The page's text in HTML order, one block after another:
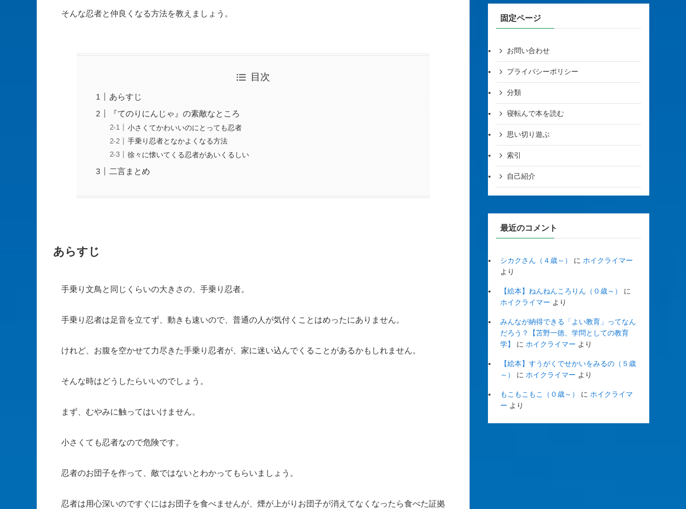
そんな忍者と仲良くなる方法を教えましょう。
目次
あらすじ
『てのりにんじゃ』の素敵なところ
小さくてかわいいのにとっても忍者
手乗り忍者となかよくなる方法
徐々に懐いてくる忍者があいくるしい
二言まとめ
あらすじ
手乗り文鳥と同じくらいの大きさの、手乗り忍者。
手乗り忍者は足音を立てず、動きも速いので、普通の人が気付くことはめったにありません。
けれど、お腹を空かせて力尽きた手乗り忍者が、家に迷い込んでくることがあるかもしれません。
そんな時はどうしたらいいのでしょう。
まず、むやみに触ってはいけません。
小さくても忍者なので危険です。
忍者のお団子を作って、敵ではないとわかってもらいましょう。
忍者は用心深いのですぐにはお団子を食べませんが、煙が上がりお団子が消えてなくなったら食べた証拠
固定ページ
お問い合わせ
プライバシーポリシー
分類
寝転んで本を読む
思い切り遊ぶ
索引
自己紹介
最近のコメント
シカクさん（４歳～） に ホイクライマー
より
【絵本】ねんねんころりん（０歳～）
に
ホイクライマー より
みんなが納得できる「よい教育」ってなん
だろう？【苫野一徳、学問としての教育
学】
に ホイクライマー より
【絵本】すうがくでせかいをみるの（５歳
～）
に ホイクライマー より
もこもこもこ（０歳～） に ホイクライマ
ー より